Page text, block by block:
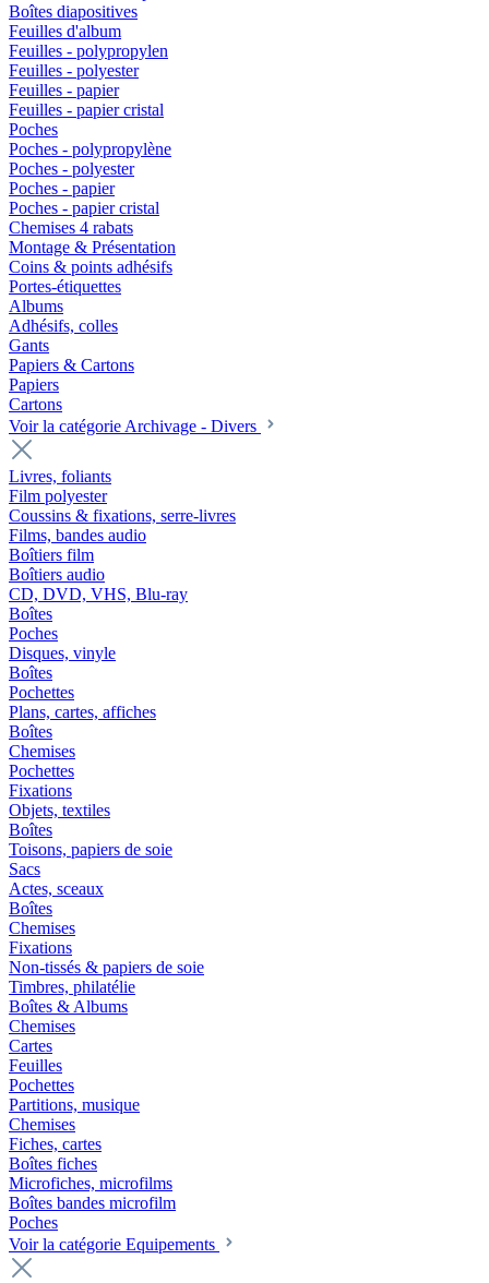
Boîtes diapositives
Feuilles d'album
Feuilles - polypropylen
Feuilles - polyester
Feuilles - papier
Feuilles - papier cristal
Poches
Poches - polypropylène
Poches - polyester
Poches - papier
Poches - papier cristal
Chemises 4 rabats
Montage & Présentation
Coins & points adhésifs
Portes-étiquettes
Albums
Adhésifs, colles
Gants
Papiers & Cartons
Papiers
Cartons
Voir la catégorie Archivage - Divers
Livres, foliants
Film polyester
Coussins & fixations, serre-livres
Films, bandes audio
Boîtiers film
Boîtiers audio
CD, DVD, VHS, Blu-ray
Boîtes
Poches
Disques, vinyle
Boîtes
Pochettes
Plans, cartes, affiches
Boîtes
Chemises
Pochettes
Fixations
Objets, textiles
Boîtes
Toisons, papiers de soie
Sacs
Actes, sceaux
Boîtes
Chemises
Fixations
Non-tissés & papiers de soie
Timbres, philatélie
Boîtes & Albums
Chemises
Cartes
Feuilles
Pochettes
Partitions, musique
Chemises
Fiches, cartes
Boîtes fiches
Microfiches, microfilms
Boîtes bandes microfilm
Poches
Voir la catégorie Equipements